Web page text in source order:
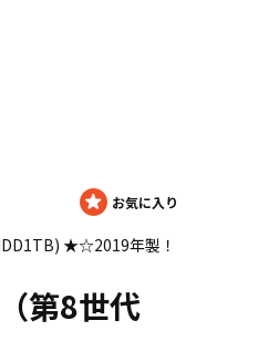
★☆2019年製！
第8世代